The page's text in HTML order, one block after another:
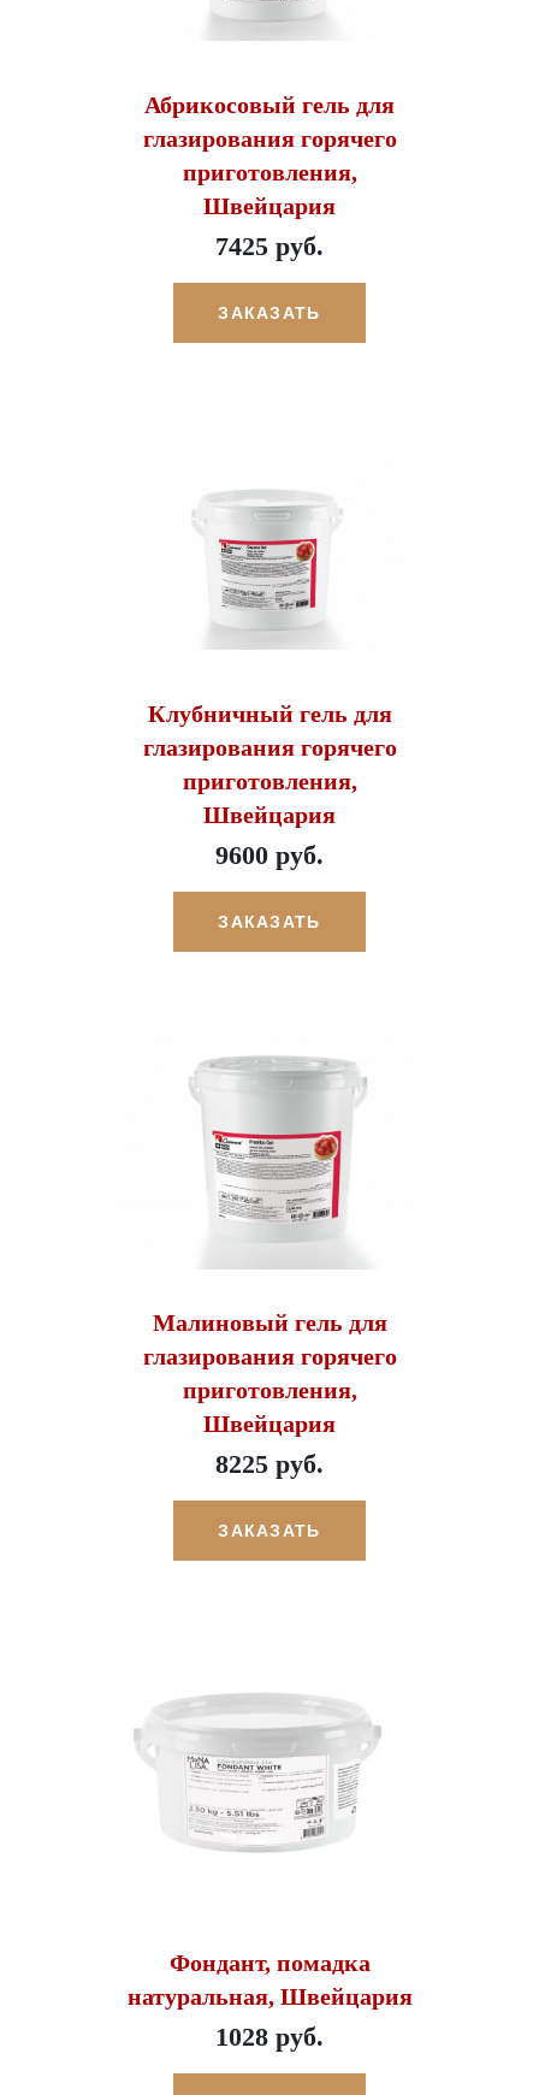
Абрикосовый гель для
глазирования горячего
приготовления,
Швейцария
7425 руб.
ЗАКАЗАТЬ
Клубничный гель для
глазирования горячего
приготовления,
Швейцария
9600 руб.
ЗАКАЗАТЬ
Малиновый гель для
глазирования горячего
приготовления,
Швейцария
8225 руб.
ЗАКАЗАТЬ
Фондант, помадка
натуральная, Швейцария
1028 руб.